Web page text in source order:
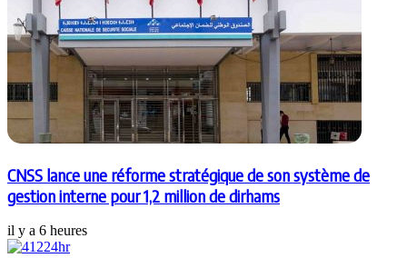
CNSS lance une réforme stratégique de son système de
gestion interne pour 1,2 million de dirhams
il y a 6 heures